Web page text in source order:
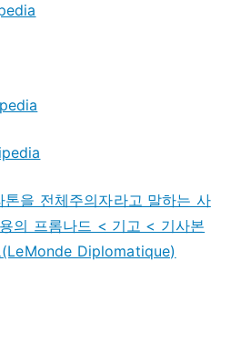
을 전체주의자라고 말하는 사
의 프롬나드​ < 기고 < 기사본
(LeMonde Diplomatique)